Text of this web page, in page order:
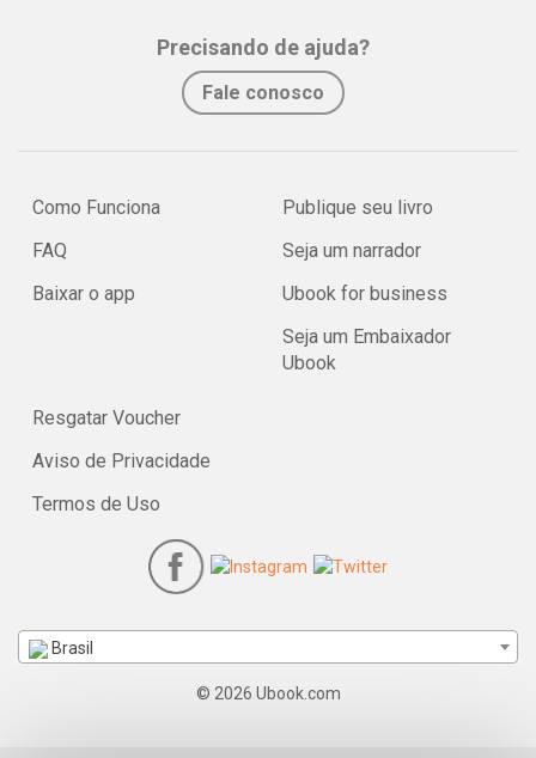
Precisando de ajuda?
Fale conosco
Como Funciona
FAQ
Baixar o app
Publique seu livro
Seja um narrador
Ubook for business
Seja um Embaixador
Ubook
Resgatar Voucher
Aviso de Privacidade
Termos de Uso
Brasil
© 2026 Ubook.com